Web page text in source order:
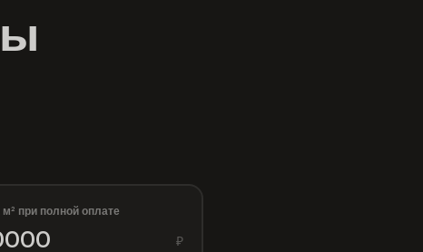
при полной оплате
₽